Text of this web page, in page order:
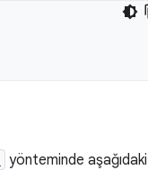
yönteminde aşağıdaki